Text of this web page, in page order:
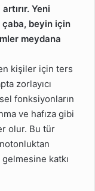
Yeni
beyin için
meydana
kişiler için ters
zorlayıcı
fonksiyonların
ve hafıza gibi
olur. Bu tür
katkı